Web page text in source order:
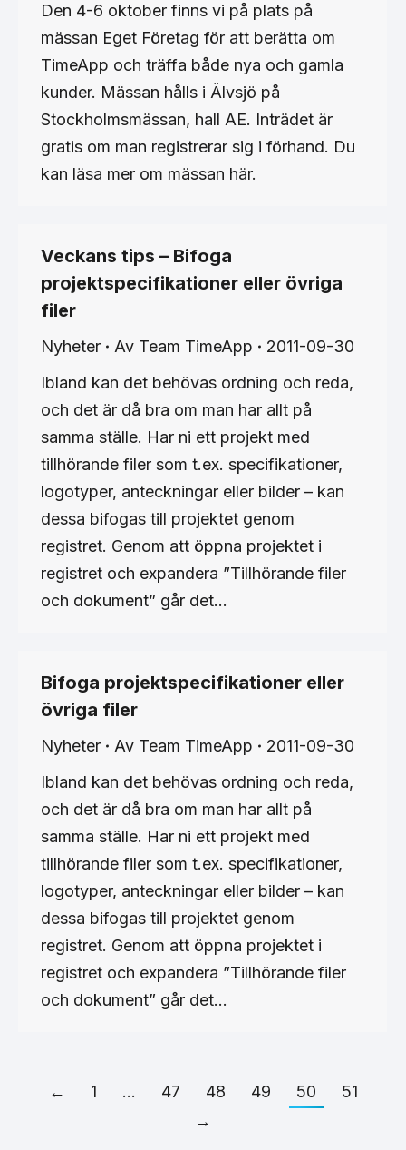
Den 4-6 oktober finns vi på plats på
mässan Eget Företag för att berätta om
TimeApp och träffa både nya och gamla
kunder. Mässan hålls i Älvsjö på
Stockholmsmässan, hall AE. Inträdet är
gratis om man registrerar sig i förhand. Du
kan läsa mer om mässan här.
Veckans tips – Bifoga
projektspecifikationer eller övriga
filer
Nyheter Av Team TimeApp
2011-09-30
Ibland kan det behövas ordning och reda,
och det är då bra om man har allt på
samma ställe. Har ni ett projekt med
tillhörande filer som t.ex. specifikationer,
logotyper, anteckningar eller bilder – kan
dessa bifogas till projektet genom
registret. Genom att öppna projektet i
registret och expandera ”Tillhörande filer
och dokument” går det…
Bifoga projektspecifikationer eller
övriga filer
Nyheter Av Team TimeApp
2011-09-30
Ibland kan det behövas ordning och reda,
och det är då bra om man har allt på
samma ställe. Har ni ett projekt med
tillhörande filer som t.ex. specifikationer,
logotyper, anteckningar eller bilder – kan
dessa bifogas till projektet genom
registret. Genom att öppna projektet i
registret och expandera ”Tillhörande filer
och dokument” går det…
← 1 … 47 48 49 50
51
→